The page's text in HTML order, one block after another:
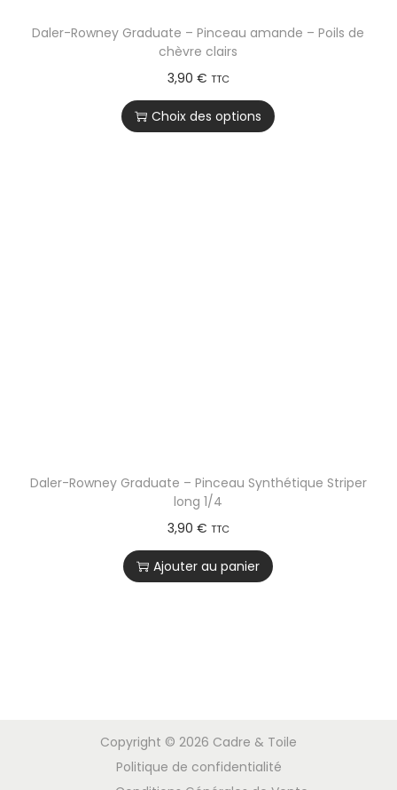
Daler-Rowney Graduate – Pinceau amande – Poils de
chèvre clairs
3,90 € TTC
Choix des options
Daler-Rowney Graduate – Pinceau Synthétique Striper
long 1/4
3,90 € TTC
Ajouter au panier
Copyright © 2026 Cadre & Toile
Politique de confidentialité